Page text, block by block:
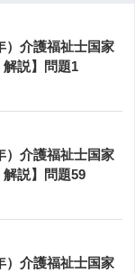
年分を解
の治療・ケ
）介護福祉士国家
説】問題1
）介護福祉士国家
説】問題59
）介護福祉士国家